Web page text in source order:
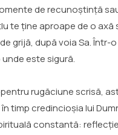
de recunoștință
te ține aproape de o
grijă, după voia Sa.
este sigură.
rugăciune scrisă,
timp credincioșia lui
constantă: